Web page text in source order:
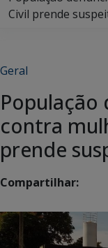
Civil prende
Geral
População
contra
prende
Compartilhar: